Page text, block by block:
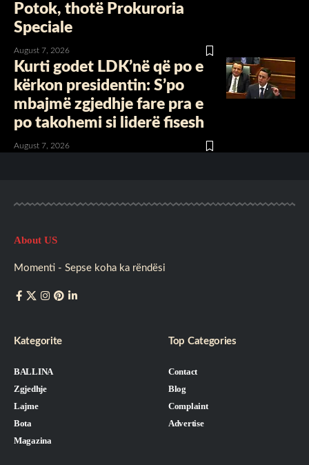
Potok, thotë Prokuroria
Speciale
August 7, 2026
Kurti godet LDK’në që po e
kërkon presidentin: S’po
mbajmë zgjedhje fare pra e
po takohemi si liderë fisesh
August 7, 2026
About US
Momenti - Sepse koha ka rëndësi
Kategorite
BALLINA
Zgjedhje
Lajme
Bota
Magazina
Top Categories
Contact
Blog
Complaint
Advertise